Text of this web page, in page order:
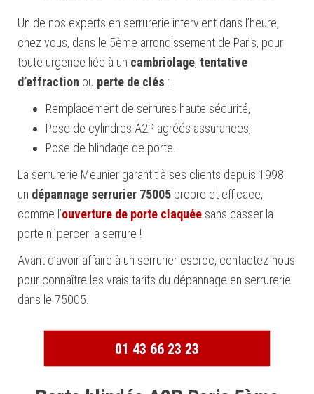
Un de nos experts en serrurerie intervient dans l’heure,
chez vous, dans le 5ème arrondissement de Paris, pour
toute urgence liée à un cambriolage, tentative
d’effraction ou perte de clés :
Remplacement de serrures haute sécurité,
Pose de cylindres A2P agréés assurances,
Pose de blindage de porte.
La serrurerie Meunier garantit à ses clients depuis 1998
un dépannage serrurier 75005 propre et efficace,
comme l’ouverture de porte claquée sans casser la
porte ni percer la serrure !
Avant d’avoir affaire à un serrurier escroc, contactez-nous
pour connaître les vrais tarifs du dépannage en serrurerie
dans le 75005.
01 43 66 23 23